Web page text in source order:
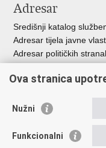
Adresar
Središnji katalog
Adresar tijela javne
Adresar političkih
Besplatni telefoni javne
Važne poveznice
Vlada Republike
Ova stranica
Nužni
Funkcionalni